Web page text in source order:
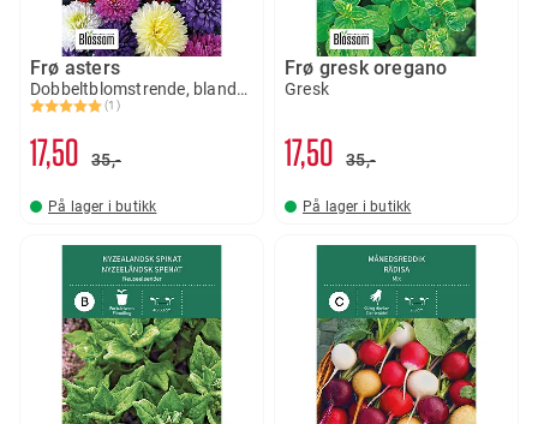
Frø asters
Dobbeltblomstrende, blandede farger
Karakter:
(1)
5.0 av 5 mulige
1750 35,-
På lager i butikk
Frø gresk oregano
Gresk
1750 35,-
På lager i butikk